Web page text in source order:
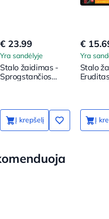
€ 23.99
Yra sandėlyje
Stalo žaidimas -
Sprogstančios
Į krepšelį
€
Yra
Stalo
Eruditas
Į